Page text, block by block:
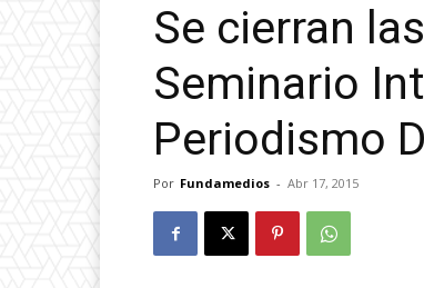
Se cierran
Seminario
Periodismo
Por Fundamedios - Abr 17, 2015